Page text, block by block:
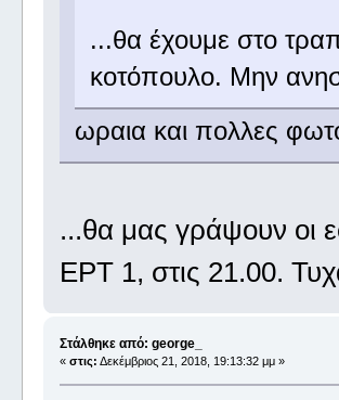
...θα έχουμε στο
κοτόπουλο. Μην
ωραια και πολλες
...θα μας γράψουν οι
ΕΡΤ 1, στις 21.00.
Στάλθηκε από: george_
« στις: Δεκέμβριος 21, 2018, 19:13:32 μμ »